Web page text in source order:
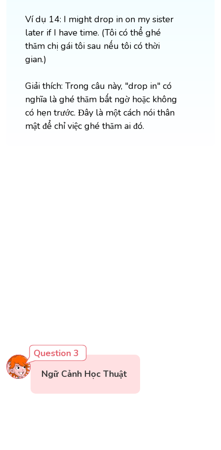
Ví dụ 14: I might drop in on my sister
later if I have time. (Tôi có thể ghé
thăm chị gái tôi sau nếu tôi có thời
gian.)
Giải thích: Trong câu này, "drop in" có
nghĩa là ghé thăm bất ngờ hoặc không
có hẹn trước. Đây là một cách nói thân
mật để chỉ việc ghé thăm ai đó.
Question 3
Ngữ Cảnh Học Thuật